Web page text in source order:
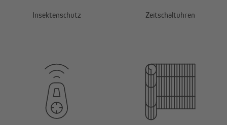
Insektenschutz Zeitschaltuhren